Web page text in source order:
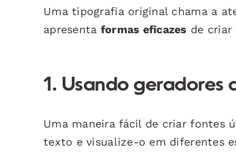
Uma tipografia original chama a
apresenta formas eficazes de criar
1. Usando geradores
Uma maneira fácil de criar fontes
texto e visualize-o em diferentes